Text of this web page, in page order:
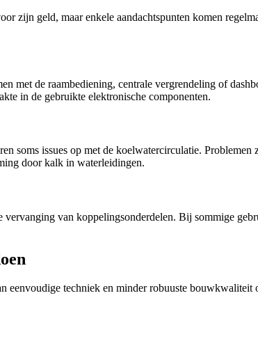
zijn geld, maar enkele aandachtspunten komen
met de raambediening, centrale vergrendeling of
in de gebruikte elektronische componenten.
soms issues op met de koelwatercirculatie.
door kalk in waterleidingen.
van koppelingsonderdelen. Bij sommige
techniek en minder robuuste